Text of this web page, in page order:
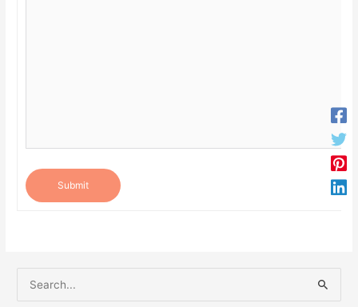
Submit
e